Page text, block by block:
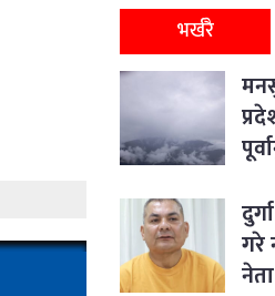
भर्खरै
गरे